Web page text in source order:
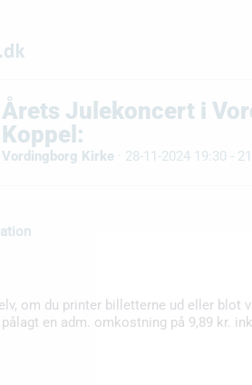
Årets Julekoncert i
Koppel:
Vordingborg Kirke· 28-11-2024 19:30 -
om du printer billetterne ud eller blot
en adm. omkostning på 9,89 kr.